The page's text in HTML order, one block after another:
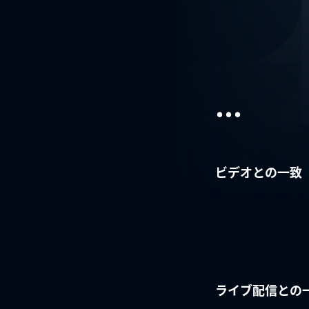
...
ビデオとの一致
ライブ配信との